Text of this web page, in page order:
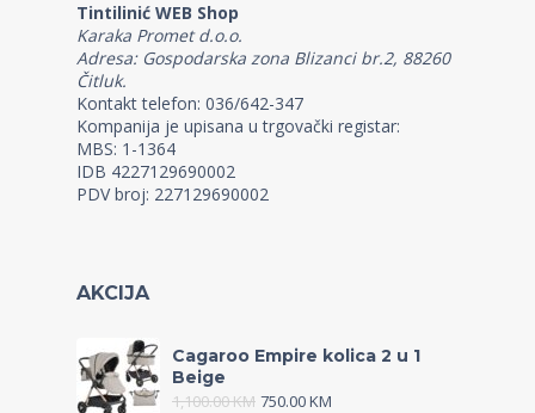
Tintilinić WEB Shop
Karaka Promet d.o.o.
Adresa: Gospodarska zona Blizanci br.2, 88260
Čitluk.
Kontakt telefon: 036/642-347
Kompanija je upisana u trgovački registar:
MBS: 1-1364
IDB 4227129690002
PDV broj: 227129690002
AKCIJA
Cagaroo Empire kolica 2 u 1
Beige
1,100.00KM 750.00KM